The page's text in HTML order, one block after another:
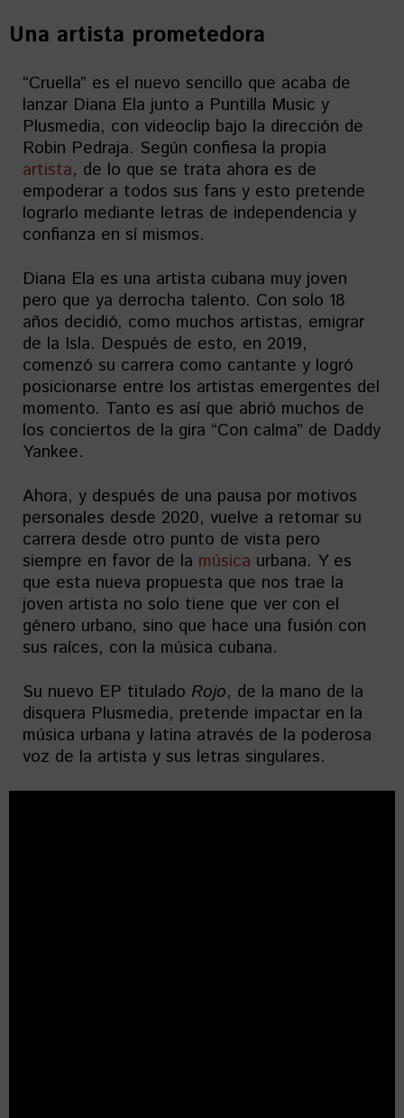
Una artista prometedora
“Cruella” es el nuevo sencillo que acaba de
lanzar Diana Ela junto a Puntilla Music y
Plusmedia, con videoclip bajo la dirección de
Robin Pedraja. Según confiesa la propia
artista, de lo que se trata ahora es de
empoderar a todos sus fans y esto pretende
lograrlo mediante letras de independencia y
confianza en sí mismos.
Diana Ela es una artista cubana muy joven
pero que ya derrocha talento. Con solo 18
años decidió, como muchos artistas, emigrar
de la Isla. Después de esto, en 2019,
comenzó su carrera como cantante y logró
posicionarse entre los artistas emergentes del
momento. Tanto es así que abrió muchos de
los conciertos de la gira “Con calma” de Daddy
Yankee.
Ahora, y después de una pausa por motivos
personales desde 2020, vuelve a retomar su
carrera desde otro punto de vista pero
siempre en favor de la música urbana. Y es
que esta nueva propuesta que nos trae la
joven artista no solo tiene que ver con el
género urbano, sino que hace una fusión con
sus raíces, con la música cubana.
Su nuevo EP titulado Rojo, de la mano de la
disquera Plusmedia, pretende impactar en la
música urbana y latina através de la poderosa
voz de la artista y sus letras singulares.